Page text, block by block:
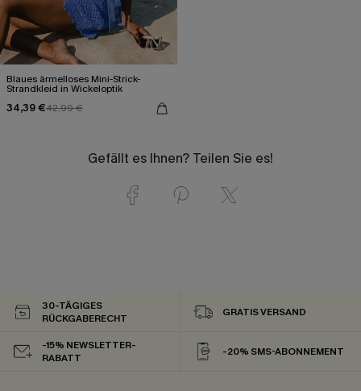
Blaues ärmelloses Mini-Strick-
Strandkleid in Wickeloptik
34,39 €42,99 €
Gefällt es Ihnen? Teilen Sie es!
30-TÄGIGES
RÜCKGABERECHT
GRATIS VERSAND
-15% NEWSLETTER-
RABATT
-20% SMS-ABONNEMENT